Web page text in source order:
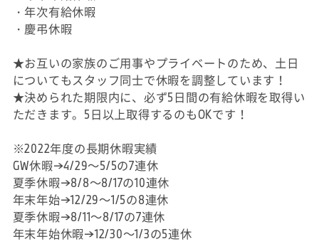
・年次有給休暇
・慶弔休暇
★お互いの家族のご用事やプライベートのため、土日
についてもスタッフ同士で休暇を調整しています！
★決められた期限内に、必ず5日間の有給休暇を取得い
ただきます。5日以上取得するのもOKです！
※2022年度の長期休暇実績
GW休暇→4/29～5/5の7連休
夏季休暇→8/8～8/17の10連休
年末年始→12/29～1/5の8連休
夏季休暇→8/11～8/17の7連休
年末年始休暇→12/30～1/3の5連休